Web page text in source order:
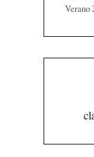
Verano